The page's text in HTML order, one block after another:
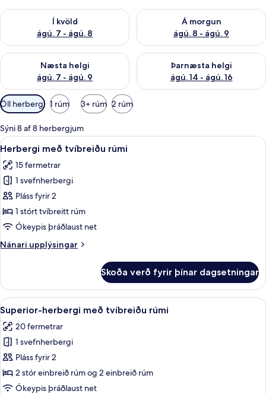
Í kvöld
ágú. 7 - ágú. 8
Athuga framboð í kvöld ágú. 7 - ágú. 8
Á morgun
ágú. 8 - ágú. 9
Athuga framboð á morgun
Næsta helgi
ágú. 7 - ágú. 9
Athuga framboð næstu helgi ágú. 7 - ágú. 9
Þarnæsta helgi
ágú. 14 - ágú. 16
Athuga framboð þarnæstu
Síur
í
boði
fyrir
herbergi
Öll herbergi 1 rúm 3+ rúm 2 rúm
Sýni 8 af 8 herbergjum
Skoða
allar
myndir
fyrir
Herbergi
með
tvíbreiðu
Rúmföt af bestu gerð, öryggishólf í
5
Herbergi með tvíbreiðu rúmi
15 fermetrar
1 svefnherbergi
Pláss fyrir 2
1 stórt tvíbreitt rúm
Ókeypis þráðlaust net
Nánari upplýsingar
Nánari
með
tvíbreiðu
rúmi
Skoða verð fyrir þínar dagsetningar
Skoða
allar
myndir
fyrir
Superior-
herbergi
með
Rúmföt af bestu gerð, öryggishólf í
6
Superior-herbergi með tvíbreiðu rúmi
20 fermetrar
1 svefnherbergi
Pláss fyrir 2
2 stór einbreið rúm og 2 einbreið rúm
Ókeypis þráðlaust net